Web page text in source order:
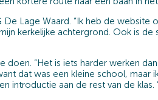
Lage Waard. “Ik heb de
kerkelijke achtergrond. Ook is
doen. “Het is iets harder werken
dat was een kleine school,
introductie aan de rest van de klas.